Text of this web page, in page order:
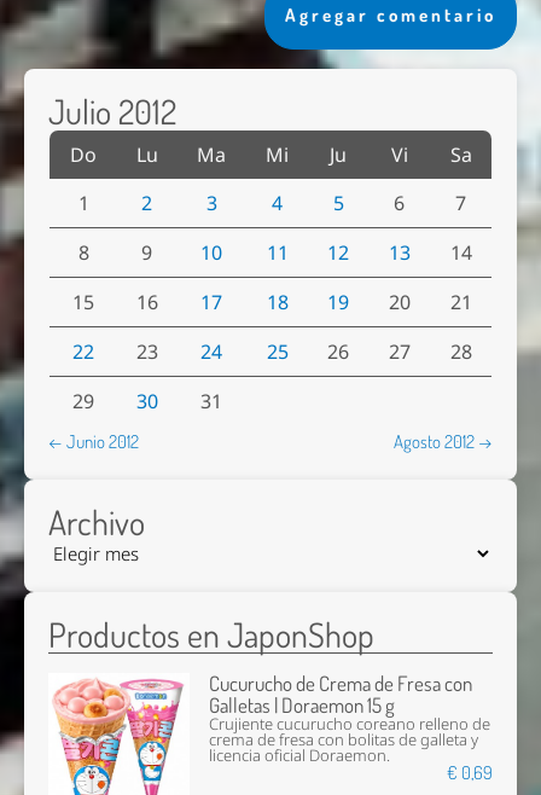
Agregar comentario
Julio 2012
Do Lu Ma Mi Ju Vi
Sa
1
2 3 4 5 6
7
8
9 10 11 12 13
14
15
16 17 18 19 20
21
22
23 24 25 26 27
28
29
30 31
← Junio 2012 Agosto 2012 →
Archivo
Productos en JaponShop
Cucurucho de Crema de Fresa con
Galletas | Doraemon 15 g
Crujiente cucurucho coreano relleno de
crema de fresa con bolitas de galleta y
licencia oficial Doraemon.
€ 0,69